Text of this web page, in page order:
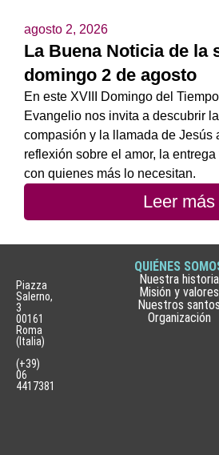
agosto 2, 2026
La Buena Noticia de la
domingo 2 de agosto
En este XVIII Domingo del
Evangelio nos invita a descubrir
compasión y la llamada de Jesús
reflexión sobre el amor, la
con quienes más lo necesitan.
Leer más
Piazza
Salerno,
3
00161
Roma
(Italia)
(+39)
06
4417381
QUIÉNES
Nuestra historia
Misión y valores
Nuestros santos
Organización